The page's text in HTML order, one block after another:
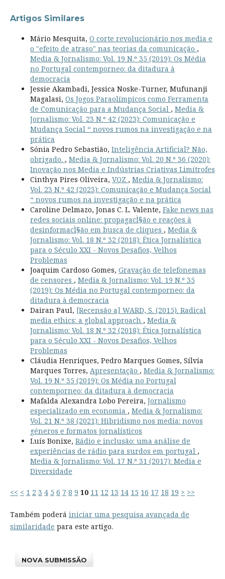
Artigos Similares
Mário Mesquita, O corte revolucionário nos media e
o "efeito de atraso" nas teorias da comunicação ,
Media & Jornalismo: Vol. 19 N.º 35 (2019): Os Média
no Portugal contemporneo: da ditadura à
democracia
Jessie Akambadi, Jessica Noske-Turner, Mufunanji
Magalasi, Os Jogos Paraolímpicos como Ferramenta
de Comunicação para a Mudança Social , Media &
Jornalismo: Vol. 23 N.º 42 (2023): Comunicação e
Mudança Social “ novos rumos na investigação e na
prática
Sónia Pedro Sebastião, Inteligência Artificial? Não,
obrigado. , Media & Jornalismo: Vol. 20 N.º 36 (2020):
Inovação nos Media e Indústrias Criativas Limítrofes
Cinthya Pires Oliveira, VOZ , Media & Jornalismo:
Vol. 23 N.º 42 (2023): Comunicação e Mudança Social
“ novos rumos na investigação e na prática
Caroline Delmazo, Jonas C. L. Valente, Fake news nas
redes sociais online: propagacÌ§ão e reações à
desinformacÌ§ão em busca de cliques , Media &
Jornalismo: Vol. 18 N.º 32 (2018): Ética Jornalística
para o Século XXI - Novos Desafios, Velhos
Problemas
Joaquim Cardoso Gomes, Gravação de telefonemas
de censores , Media & Jornalismo: Vol. 19 N.º 35
(2019): Os Média no Portugal contemporneo: da
ditadura à democracia
Dairan Paul, [Recensão a] WARD, S. (2015). Radical
media ethics: a global approach , Media &
Jornalismo: Vol. 18 N.º 32 (2018): Ética Jornalística
para o Século XXI - Novos Desafios, Velhos
Problemas
Cláudia Henriques, Pedro Marques Gomes, Sílvia
Marques Torres, Apresentação , Media & Jornalismo:
Vol. 19 N.º 35 (2019): Os Média no Portugal
contemporneo: da ditadura à democracia
Mafalda Alexandra Lobo Pereira, Jornalismo
especializado em economia , Media & Jornalismo:
Vol. 21 N.º 38 (2021): Hibridismo nos media: novos
géneros e formatos jornalísticos
Luís Bonixe, Rádio e inclusão: uma análise de
experiências de rádio para surdos em portugal ,
Media & Jornalismo: Vol. 17 N.º 31 (2017): Media e
Diversidade
<< < 1 2 3 4 5 6 7 8 9 10 11 12 13 14 15 16 17 18 19 > >>
Também poderá iniciar uma pesquisa avançada de
similaridade para este artigo.
NOVA SUBMISSÃO